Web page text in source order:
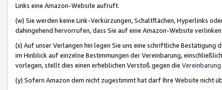
Links eine Amazon-Website aufruft.
(w) Sie werden keine Link-Verkürzungen, Schaltflächen, Hyperlinks
dahingehend hervorrufen, dass Sie auf eine Amazon-Website
(x) Auf unser Verlangen hin legen Sie uns eine schriftliche
im Hinblick auf einzelne Bestimmungen der Vereinbarung,
vorlegen, stellt dies einen erheblichen Verstoß gegen die Vereinbarung
(y) Sofern Amazon dem nicht zugestimmt hat darf Ihre Website nicht